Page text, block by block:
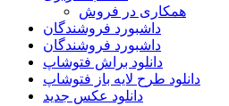
همکاری در فروش
داشبورد فروشندگان
داشبورد فروشندگان
دانلود براش فتوشاپ
دانلود طرح لایه باز فتوشاپ
دانلود عکس جدید